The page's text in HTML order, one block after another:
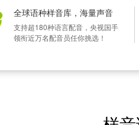
全球语种样音库，海量声音
支持超180种语言配音，央视国手
领衔近万名配音员任你挑选！